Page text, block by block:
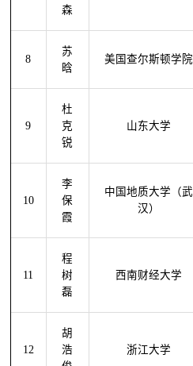
森
8
苏
晗
美国查尔斯顿学院
9
杜
克
锐
山东大学
10
李
保
霞
中国地质大学（武
汉）
11
程
树
磊
西南财经大学
12
胡
浩
浙江大学